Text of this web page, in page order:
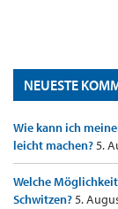
NEUESTE
Wie kann ich
leicht machen?5.
Welche
Schwitzen?5.